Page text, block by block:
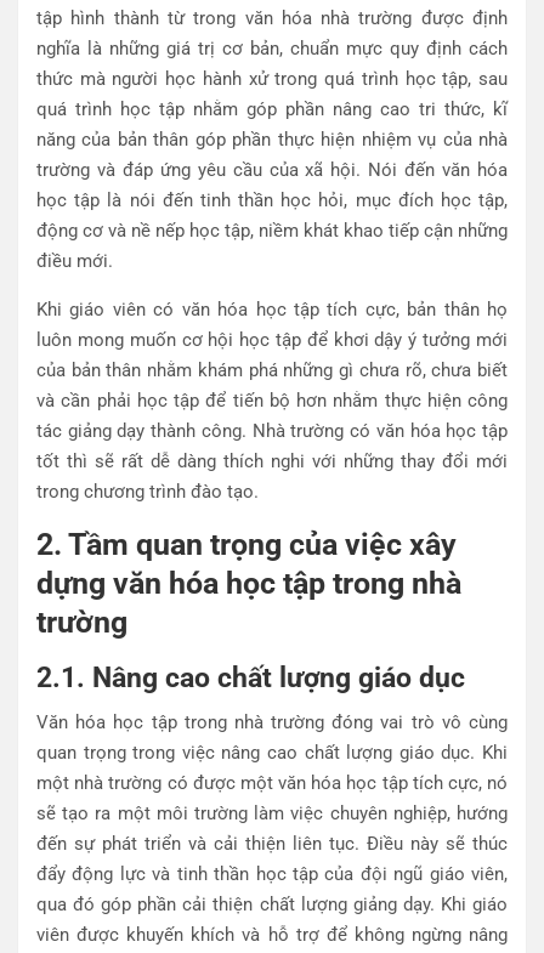
tập hình thành từ trong văn hóa nhà trường được định
nghĩa là những giá trị cơ bản, chuẩn mực quy định cách
thức mà người học hành xử trong quá trình học tập, sau
quá trình học tập nhằm góp phần nâng cao tri thức, kĩ
năng của bản thân góp phần thực hiện nhiệm vụ của nhà
trường và đáp ứng yêu cầu của xã hội. Nói đến văn hóa
học tập là nói đến tinh thần học hỏi, mục đích học tập,
động cơ và nề nếp học tập, niềm khát khao tiếp cận những
điều mới.
Khi giáo viên có văn hóa học tập tích cực, bản thân họ
luôn mong muốn cơ hội học tập để khơi dậy ý tưởng mới
của bản thân nhằm khám phá những gì chưa rõ, chưa biết
và cần phải học tập để tiến bộ hơn nhằm thực hiện công
tác giảng dạy thành công. Nhà trường có văn hóa học tập
tốt thì sẽ rất dễ dàng thích nghi với những thay đổi mới
trong chương trình đào tạo.
2. Tầm quan trọng của việc xây
dựng văn hóa học tập trong nhà
trường
2.1. Nâng cao chất lượng giáo dục
Văn hóa học tập trong nhà trường đóng vai trò vô cùng
quan trọng trong việc nâng cao chất lượng giáo dục. Khi
một nhà trường có được một văn hóa học tập tích cực, nó
sẽ tạo ra một môi trường làm việc chuyên nghiệp, hướng
đến sự phát triển và cải thiện liên tục. Điều này sẽ thúc
đẩy động lực và tinh thần học tập của đội ngũ giáo viên,
qua đó góp phần cải thiện chất lượng giảng dạy. Khi giáo
viên được khuyến khích và hỗ trợ để không ngừng nâng